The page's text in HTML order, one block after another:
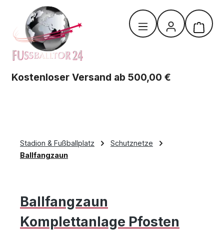
Zum Hauptinhalt springen
Kostenloser Versand ab 500,00 €
Stadion & Fußballplatz
Schutznetze
Ballfangzaun
Ballfangzaun
Komplettanlage Pfosten